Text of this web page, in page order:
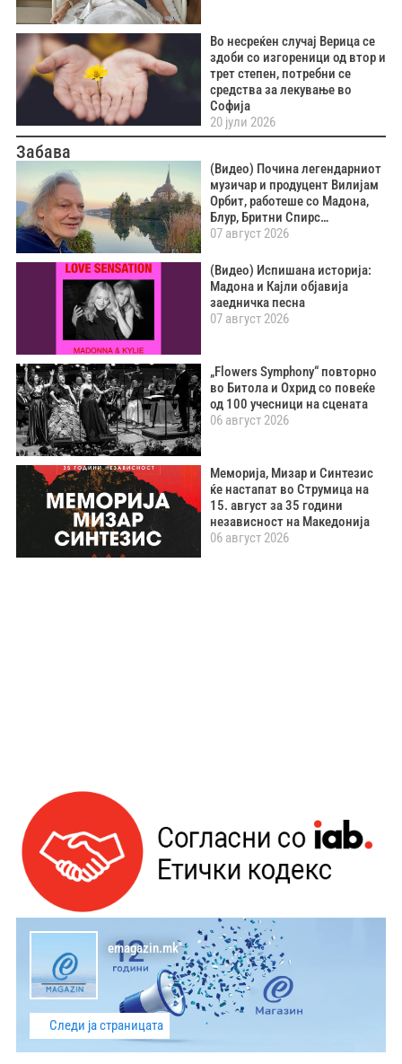
Во несреќен случај Верица се
здоби со изгореници од втор и
трет степен, потребни се
средства за лекување во
Софија
20 јули 2026
Забава
(Видео) Почина легендарниот
музичар и продуцент Вилијам
Орбит, работеше со Мадона,
Блур, Бритни Спирс…
07 август 2026
(Видео) Испишана историја:
Мадона и Кајли објавија
заедничка песна
07 август 2026
„Flowers Symphony“ повторно
во Битола и Охрид со повеќе
од 100 учесници на сцената
06 август 2026
Меморија, Мизар и Синтезис
ќе настапат во Струмица на
15. август за 35 години
независност на Македонија
06 август 2026
emagazin.mk
Следи ја страницата